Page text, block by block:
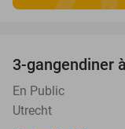
3-gangendiner
En Public
Utrecht